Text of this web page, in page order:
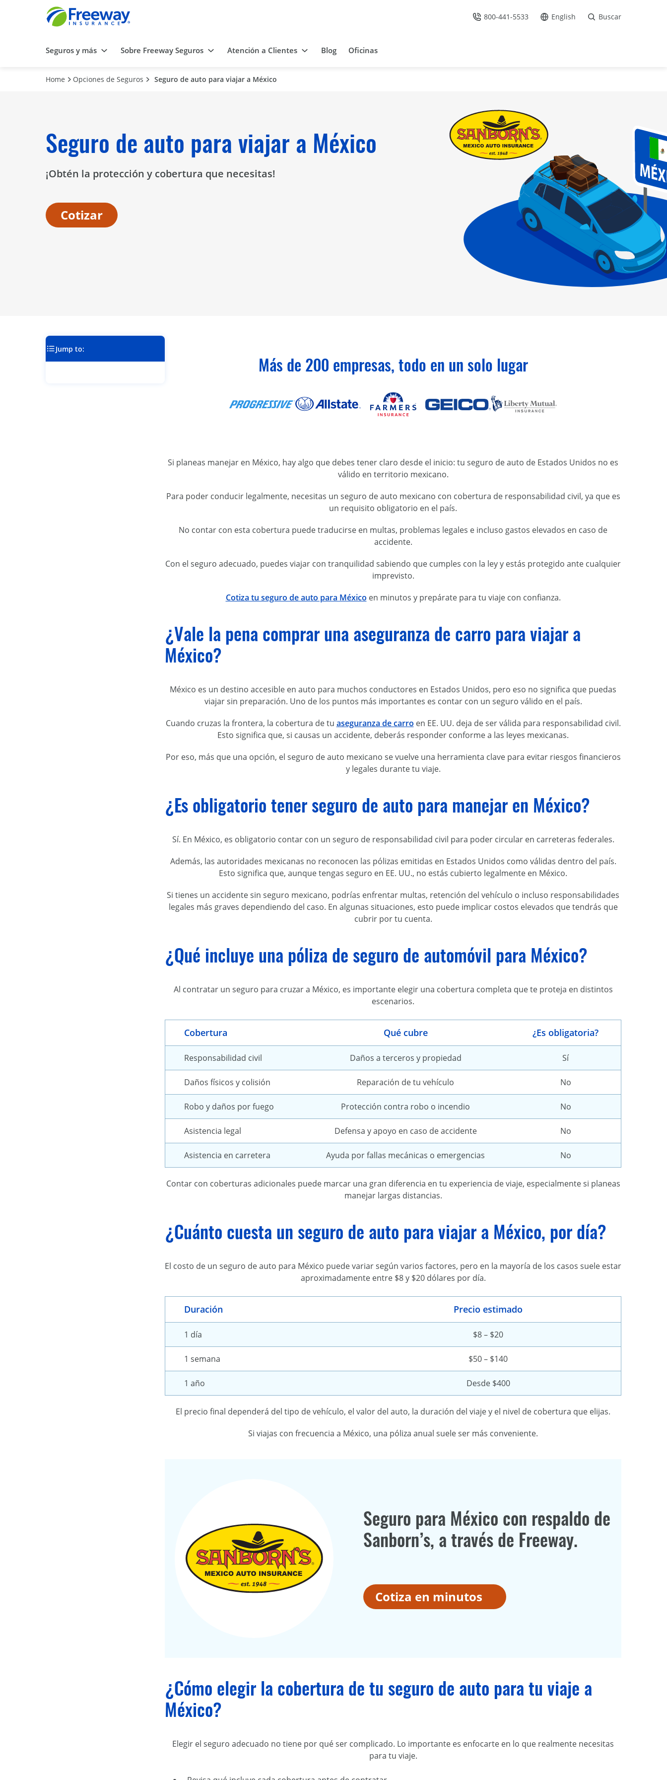
Llámenos
800-441-5533 Ir al sitio en Español /
English Buscar
Seguros y más Sobre Freeway Seguros Atención a Clientes Blog Oficinas
Home Opciones de Seguros Seguro de auto para viajar a México
Seguro de auto para viajar a México
¡Obtén la protección y cobertura que necesitas!
Cotizar
Jump to:
Más de 200 empresas, todo en un solo lugar
Si planeas manejar en México, hay algo que debes tener claro desde el inicio: tu seguro de auto de Estados Unidos no es
válido en territorio mexicano.
Para poder conducir legalmente, necesitas un seguro de auto mexicano con cobertura de responsabilidad civil, ya que es
un requisito obligatorio en el país.
No contar con esta cobertura puede traducirse en multas, problemas legales e incluso gastos elevados en caso de
accidente.
Con el seguro adecuado, puedes viajar con tranquilidad sabiendo que cumples con la ley y estás protegido ante cualquier
imprevisto.
Cotiza tu seguro de auto para México en minutos y prepárate para tu viaje con confianza.
¿Vale la pena comprar una aseguranza de carro para viajar a
México?
México es un destino accesible en auto para muchos conductores en Estados Unidos, pero eso no significa que puedas
viajar sin preparación. Uno de los puntos más importantes es contar con un seguro válido en el país.
Cuando cruzas la frontera, la cobertura de tu aseguranza de carro en EE. UU. deja de ser válida para responsabilidad civil.
Esto significa que, si causas un accidente, deberás responder conforme a las leyes mexicanas.
Por eso, más que una opción, el seguro de auto mexicano se vuelve una herramienta clave para evitar riesgos financieros
y legales durante tu viaje.
¿Es obligatorio tener seguro de auto para manejar en México?
Sí. En México, es obligatorio contar con un seguro de responsabilidad civil para poder circular en carreteras federales.
Además, las autoridades mexicanas no reconocen las pólizas emitidas en Estados Unidos como válidas dentro del país.
Esto significa que, aunque tengas seguro en EE. UU., no estás cubierto legalmente en México.
Si tienes un accidente sin seguro mexicano, podrías enfrentar multas, retención del vehículo o incluso responsabilidades
legales más graves dependiendo del caso. En algunas situaciones, esto puede implicar costos elevados que tendrás que
cubrir por tu cuenta.
¿Qué incluye una póliza de seguro de automóvil para México?
Al contratar un seguro para cruzar a México, es importante elegir una cobertura completa que te proteja en distintos
escenarios.
Cobertura Qué cubre ¿Es obligatoria?
Responsabilidad civil Daños a terceros y propiedad Sí
Daños físicos y colisión Reparación de tu vehículo No
Robo y daños por fuego Protección contra robo o incendio No
Asistencia legal Defensa y apoyo en caso de accidente No
Asistencia en carretera Ayuda por fallas mecánicas o emergencias No
Contar con coberturas adicionales puede marcar una gran diferencia en tu experiencia de viaje, especialmente si planeas
manejar largas distancias.
¿Cuánto cuesta un seguro de auto para viajar a México, por día?
El costo de un seguro de auto para México puede variar según varios factores, pero en la mayoría de los casos suele estar
aproximadamente entre $8 y $20 dólares por día.
Duración Precio estimado
1 día $8 – $20
1 semana $50 – $140
1 año Desde $400
El precio final dependerá del tipo de vehículo, el valor del auto, la duración del viaje y el nivel de cobertura que elijas.
Si viajas con frecuencia a México, una póliza anual suele ser más conveniente.
Seguro para México con respaldo de
Sanborn’s, a través de Freeway.
Cotiza en minutos
¿Cómo elegir la cobertura de tu seguro de auto para tu viaje a
México?
Elegir el seguro adecuado no tiene por qué ser complicado. Lo importante es enfocarte en lo que realmente necesitas
para tu viaje.